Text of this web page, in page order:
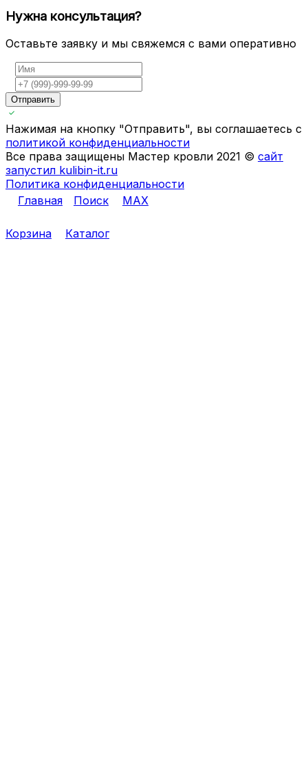
Нужна консультация?
Оставьте заявку и мы свяжемся с вами оперативно
Отправить
Нажимая на кнопку "Отправить", вы соглашаетесь с
политикой конфиденциальности
Все права защищены Мастер кровли 2021 © сайт
запустил kulibin-it.ru
Политика конфиденциальности
Главная
Поиск MAX
Корзина Каталог